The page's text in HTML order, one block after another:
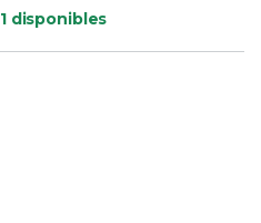
1 disponibles